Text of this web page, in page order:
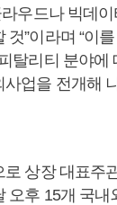
우드나 빅데
것”이라며 “이
탈리티 분야에
업을 전개해
상장 대표주
오후 15개 국내